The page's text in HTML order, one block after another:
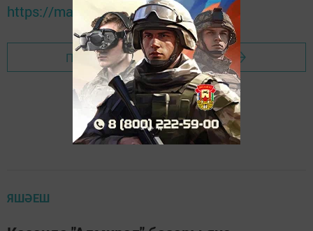
https://max.ru/tatmedia
Перейти на страницу новости
ЯШӘЕШ